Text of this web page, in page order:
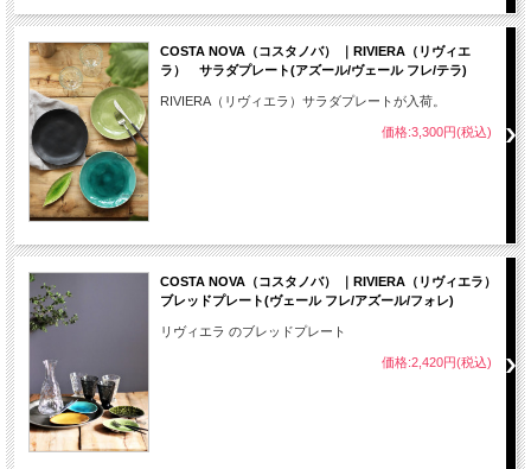
COSTA NOVA（コスタノバ） ｜RIVIERA（リヴィエ
ラ） サラダプレート(アズール/ヴェール フレ/テラ)
RIVIERA（リヴィエラ）サラダプレートが入荷。
価格:3,300円(税込)
COSTA NOVA（コスタノバ） ｜RIVIERA（リヴィエラ）
ブレッドプレート(ヴェール フレ/アズール/フォレ)
リヴィエラ のブレッドプレート
価格:2,420円(税込)